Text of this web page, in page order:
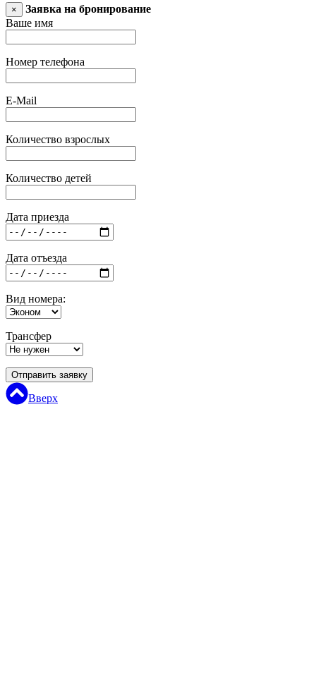
×
Заявка на бронирование
Ваше имя
Номер телефона
E-Mail
Количество взрослых
Количество детей
Дата приезда
Дата отъезда
Вид номера:
Трансфер
Отправить заявку
Вверх